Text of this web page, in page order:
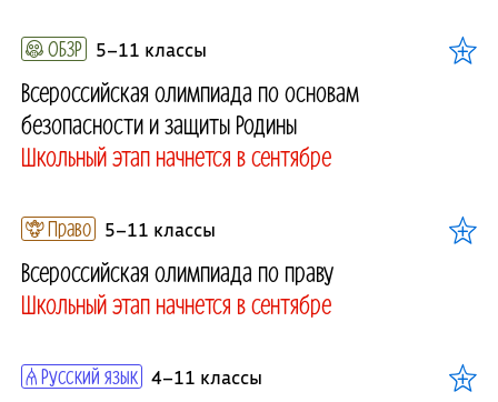
ОБЗР 5–11 классы
Всероссийская олимпиада по основам
безопасности и защиты Родины
Школьный этап начнется в сентябре
Право 5–11 классы
Всероссийская олимпиада по праву
Школьный этап начнется в сентябре
Русский язык 4–11 классы